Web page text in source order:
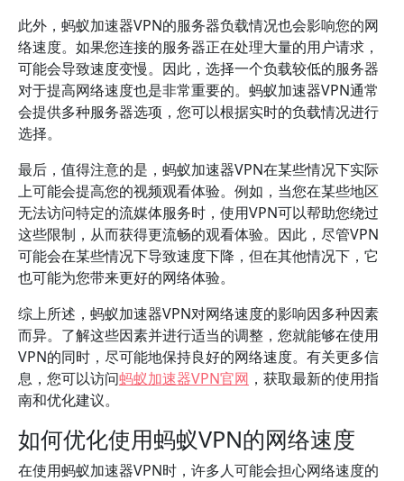
此外，蚂蚁加速器VPN的服务器负载情况也会影响您的网
络速度。如果您连接的服务器正在处理大量的用户请求，
可能会导致速度变慢。因此，选择一个负载较低的服务器
对于提高网络速度也是非常重要的。蚂蚁加速器VPN通常
会提供多种服务器选项，您可以根据实时的负载情况进行
选择。
最后，值得注意的是，蚂蚁加速器VPN在某些情况下实际
上可能会提高您的视频观看体验。例如，当您在某些地区
无法访问特定的流媒体服务时，使用VPN可以帮助您绕过
这些限制，从而获得更流畅的观看体验。因此，尽管VPN
可能会在某些情况下导致速度下降，但在其他情况下，它
也可能为您带来更好的网络体验。
综上所述，蚂蚁加速器VPN对网络速度的影响因多种因素
而异。了解这些因素并进行适当的调整，您就能够在使用
VPN的同时，尽可能地保持良好的网络速度。有关更多信
息，您可以访问蚂蚁加速器VPN官网 ，获取最新的使用指
南和优化建议。
如何优化使用蚂蚁VPN的网络速度
在使用蚂蚁加速器VPN时，许多人可能会担心网络速度的